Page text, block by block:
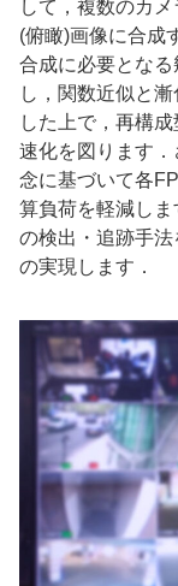
して，複数のカ
(俯瞰)画像に合成
合成に必要とな
し，関数近似と
した上で，再構
速化を図ります
念に基づいて各
算負荷を軽減し
の検出・追跡手
の実現します．